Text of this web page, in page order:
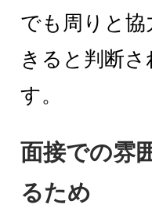
でも周りと
きると判断
す。
面接での雰
るため